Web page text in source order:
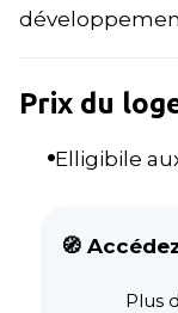
Prix du
Elligibile
🧭
Plus